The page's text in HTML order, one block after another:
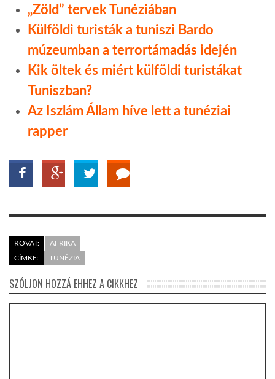
„Zöld” tervek Tunéziában
Külföldi turisták a tuniszi Bardo
múzeumban a terrortámadás idején
Kik öltek és miért külföldi turistákat
Tuniszban?
Az Iszlám Állam híve lett a tunéziai
rapper
ROVAT:
AFRIKA
CÍMKE:
TUNÉZIA
SZÓLJON HOZZÁ EHHEZ A CIKKHEZ